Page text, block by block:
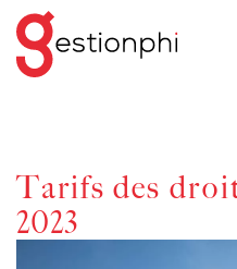
Tarifs des
2023